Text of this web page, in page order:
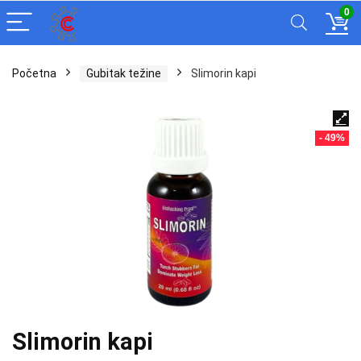
0
Početna Gubitak težine Slimorin kapi
- 49%
Slimorin kapi